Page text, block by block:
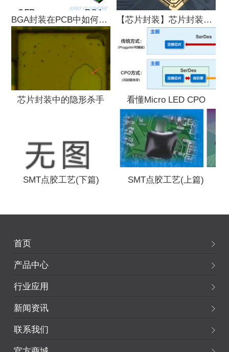
BGA封装在PCB中如何扇出 【芯片封装】芯片封装四大键合方式解析
芯片封装中的隐形杀手 看懂Micro LED CPO
SMT点胶工艺(下篇) SMT点胶工艺(上篇)
首页
产品中心
行业应用
新闻资讯
联系我们